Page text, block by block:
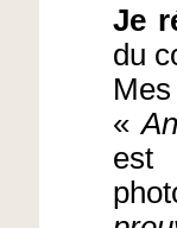
Je
du
«
est